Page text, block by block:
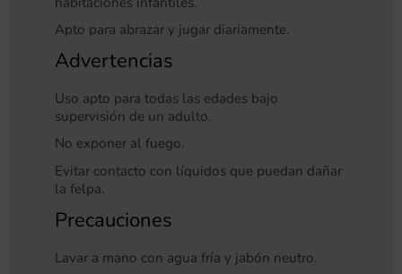
Apto para abrazar y jugar diariamente.
Advertencias
Uso apto para todas las edades bajo
supervisión de un adulto.
No exponer al fuego.
Evitar contacto con líquidos que puedan dañar
la felpa.
Precauciones
Lavar a mano con agua fría y jabón neutro.